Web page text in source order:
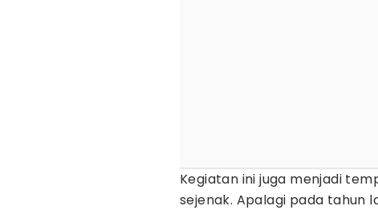
Kegiatan ini juga menjadi
sejenak. Apalagi pada tahun